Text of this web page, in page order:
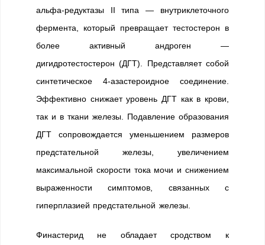
альфа-редуктазы II типа — внутриклеточного
фермента, который превращает тестостерон в
более активный андроген —
дигидротестостерон (ДГТ). Представляет собой
синтетическое 4-азастероидное соединение.
Эффективно снижает уровень ДГТ как в крови,
так и в ткани железы. Подавление образования
ДГТ сопровождается уменьшением размеров
предстательной железы, увеличением
максимальной скорости тока мочи и снижением
выраженности симптомов, связанных с
гиперплазией предстательной железы.
Финастерид не обладает сродством к